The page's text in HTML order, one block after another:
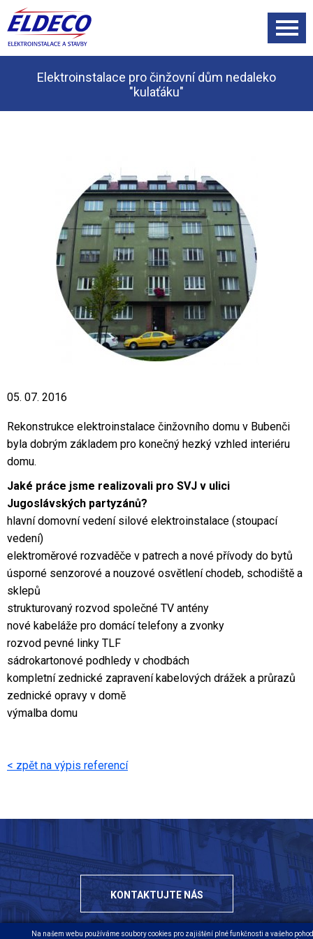
Elektroinstalace pro činžovní dům nedaleko
"kulaťáku"
05. 07. 2016
Rekonstrukce elektroinstalace činžovního domu v Bubenči
byla dobrým základem pro konečný hezký vzhled interiéru
domu.
Jaké práce jsme realizovali pro SVJ v ulici
Jugoslávských partyzánů?
hlavní domovní vedení silové elektroinstalace (stoupací
vedení)
elektroměrové rozvaděče v patrech a nové přívody do bytů
úsporné senzorové a nouzové osvětlení chodeb, schodiště a
sklepů
strukturovaný rozvod společné TV antény
nové kabeláže pro domácí telefony a zvonky
rozvod pevné linky TLF
sádrokartonové podhledy v chodbách
kompletní zednické zapravení kabelových drážek a průrazů
zednické opravy v domě
výmalba domu
< zpět na výpis referencí
KONTAKTUJTE NÁS
Na našem webu používáme soubory cookies pro zajištění plné funkčnosti a vašeho